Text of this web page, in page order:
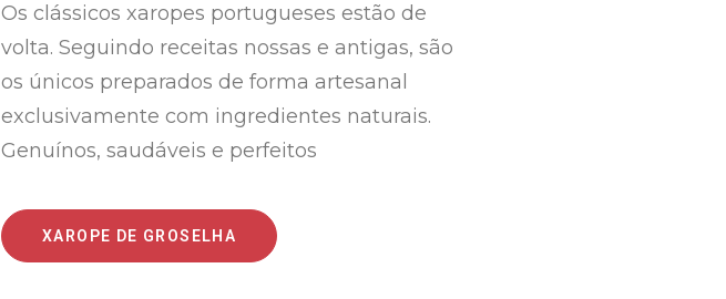
Os clássicos xaropes portugueses estão de
volta. Seguindo receitas nossas e antigas, são
os únicos preparados de forma artesanal
exclusivamente com ingredientes naturais.
Genuínos, saudáveis e perfeitos
XAROPE DE GROSELHA